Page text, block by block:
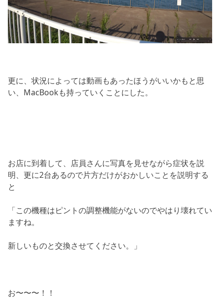
更に、状況によっては動画もあったほうがいいかもと思
い、MacBookも持っていくことにした。
お店に到着して、店員さんに写真を見せながら症状を説
明、更に2台あるので片方だけがおかしいことを説明する
と
「この機種はピントの調整機能がないのでやはり壊れてい
ますね。
新しいものと交換させてください。」
お〜〜〜！！